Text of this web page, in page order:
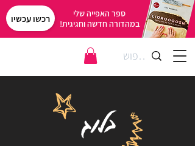
רכשו עכשיו
ספר האפייה שלי
במהדורה חדשה וחגיגית!
בלוג